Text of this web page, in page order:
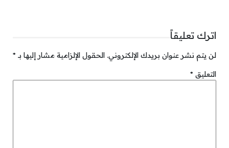
اترك تعليقاً
لن يتم نشر عنوان بريدك الإلكتروني. الحقول الإلزامية مشار إليها بـ *
التعليق *